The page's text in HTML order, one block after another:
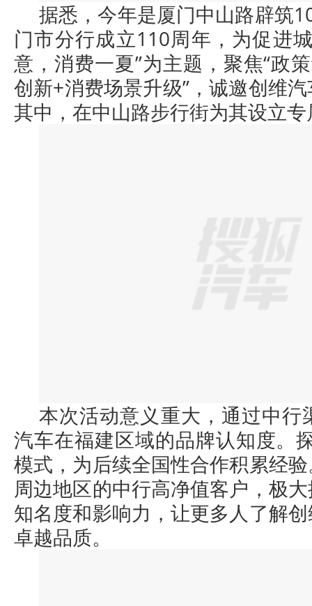
据悉，今年是厦门中山路辟筑
门市分行成立110周年，为促进
意，消费一夏”为主题，聚焦“政
创新+消费场景升级”，诚邀创维
其中，在中山路步行街为其设立
本次活动意义重大，通过中行
汽车在福建区域的品牌认知度。
模式，为后续全国性合作积累经
周边地区的中行高净值客户，极
知名度和影响力，让更多人了解
卓越品质。